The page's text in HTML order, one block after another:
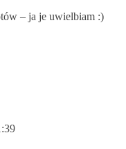
– ja je uwielbiam :)